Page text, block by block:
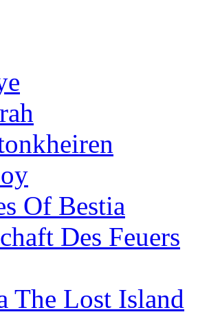
Of Bestia
Des Feuers
The Lost Island